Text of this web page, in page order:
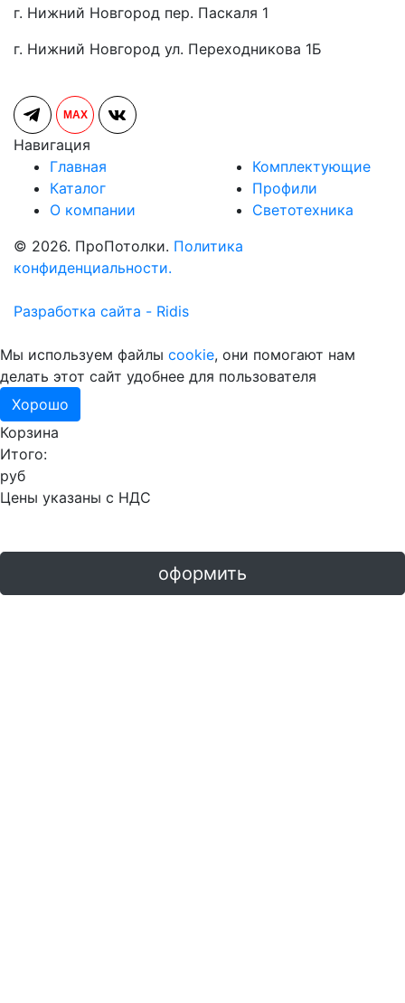
г. Нижний Новгород пер. Паскаля 1
г. Нижний Новгород ул. Переходникова 1Б
MAX
Навигация
Главная
Каталог
О компании
Комплектующие
Профили
Светотехника
© 2026. ПроПотолки. Политика
конфиденциальности.
Разработка сайта - Ridis
Мы используем файлы cookie, они помогают нам
делать этот сайт удобнее для пользователя
Хорошо
Корзина
Итого:
руб
Цены указаны с НДС
оформить